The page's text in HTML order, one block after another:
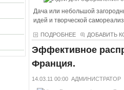
Дача или небольшой
идей и творческой
ПОДРОБНЕЕ ДОБАВИТЬ
Эффективное
Франция.
14.03.11 00:00 АДМИНИСТРАТОР